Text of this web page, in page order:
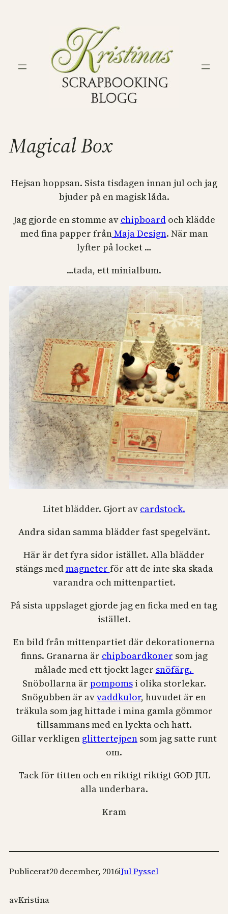
Magical Box
Hejsan hoppsan. Sista tisdagen innan jul och jag
bjuder på en magisk låda.
Jag gjorde en stomme av chipboardoch klädde
med fina papper frånMaja Design. När man
lyfter på locket …
…tada, ett minialbum.
Litet blädder. Gjort av cardstock.
Andra sidan samma blädder fast spegelvänt.
Här är det fyra sidor istället. Alla blädder
stängs medmagneter för att de inte ska skada
varandra och mittenpartiet.
På sista uppslaget gjorde jag en ficka med en tag
istället.
En bild från mittenpartiet där dekorationerna
finns. Granarna är chipboardkoner som jag
målade med ett tjockt lager snöfärg.
Snöbollarna är pompomsi olika storlekar.
Snögubben är avvaddkulor, huvudet är en
träkula som jag hittade i mina gamla gömmor
tillsammans med en lyckta och hatt.
Gillar verkligen glittertejpen som jag satte runt
om.
Tack för titten och en riktigt riktigt GOD JUL
alla underbara.
Kram
Publicerat20 december, 2016iJul Pyssel
avKristina